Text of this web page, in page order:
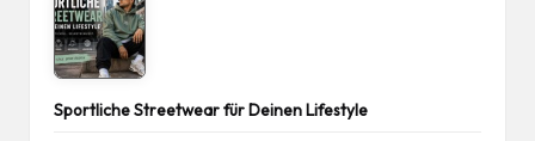
Sportliche Streetwear für Deinen Lifestyle